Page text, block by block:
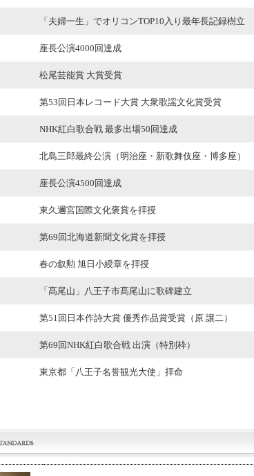
「夫婦一生」でオリコンTOP10入り最年長記録樹立
座長公演4000回達成
松尾芸能賞 大賞受賞
第53回日本レコード大賞 大衆歌謡文化賞受賞
NHK紅白歌合戦 最多出場50回達成
北島三郎最終公演（明治座・新歌舞伎座・博多座）
座長公演4500回達成
東久邇宮国際文化褒賞を拝授
第69回北海道新聞文化賞を拝授
春の叙勲 旭日小綬章を拝授
「髙尾山」八王子市髙尾山に歌碑建立
第51回日本作詩大賞 優秀作品賞受賞（原 譲二）
第69回NHK紅白歌合戦 出演（特別枠）
東京都「八王子名誉観光大使」拝命